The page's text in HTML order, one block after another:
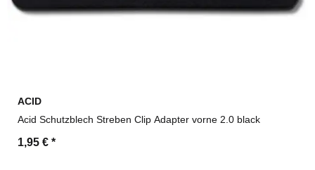
ACID
Acid Schutzblech Streben Clip Adapter vorne 2.0 black
1,95 € *